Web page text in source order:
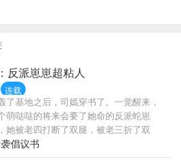
反派崽崽超粘人
连载
了基地之后，司嫣穿书了。一觉醒来，
萌哒哒的将来会要了她命的反派蛇崽
她被老四打断了双腿，被老三折了双
瞎了双眼，被老大刺穿心脏一命呜呼。
。不，老娘不能躺...
倡议书